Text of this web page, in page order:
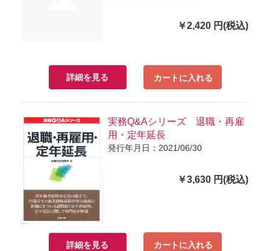
￥2,420 円(税込)
詳細を見る カートに入れる
実務Q&Aシリーズ 退職・再雇
用・定年延長
発行年月日：2021/06/30
￥3,630 円(税込)
詳細を見る カートに入れる